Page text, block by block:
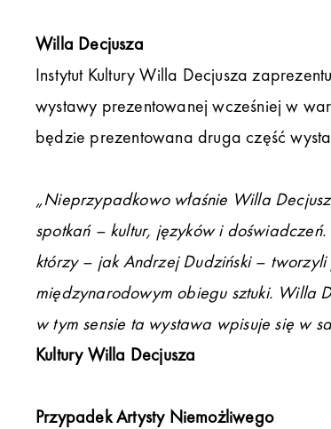
Willa Decjusza
Instytut Kultury Willa Decjusza
wystawy prezentowanej wcześniej w
będzie prezentowana druga część
„Nieprzypadkowo właśnie Willa
spotkań – kultur, języków i
którzy – jak Andrzej Dudziński –
międzynarodowym obiegu sztuki. Willa
w tym sensie ta wystawa wpisuje się w
Kultury Willa Decjusza
Przypadek Artysty Niemożliwego